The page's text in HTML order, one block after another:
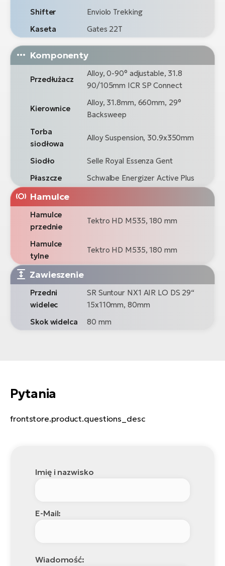
Shifter
Enviolo Trekking
Kaseta
Gates 22T
Komponenty
Przedłużacz
Alloy, 0-90° adjustable, 31.8
90/105mm ICR SP Connect
Kierownice
Alloy, 31.8mm, 660mm, 29°
Backsweep
Torba
siodłowa
Alloy Suspension, 30.9x350mm
Siodło
Selle Royal Essenza Gent
Płaszcze
Schwalbe Energizer Active Plus
Hamulce
Hamulce
przednie
Tektro HD M535, 180 mm
Hamulce
tylne
Tektro HD M535, 180 mm
Zawieszenie
Przedni
widelec
SR Suntour NX1 AIR LO DS 29“
15x110mm, 80mm
Skok widelca
80 mm
Pytania
frontstore.product.questions_desc
Imię i nazwisko
E-Mail:
Wiadomość: